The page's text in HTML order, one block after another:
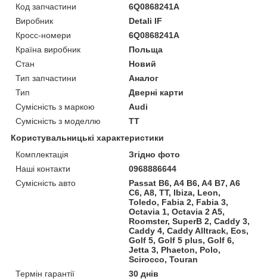
Код запчастини
6Q0868241A
Виробник
Detali IF
Кросс-номери
6Q0868241A
Країна виробник
Польща
Стан
Новий
Тип запчастини
Аналог
Тип
Дверні карти
Сумісність з маркою
Audi
Сумісність з моделлю
TT
Користувальницькі характеристики
Комплектація
Згідно фото
Наші контакти
0968886644
Сумісність авто
Passat B6, A4 B6, A4 B7, A6
C6, A8, TT, Ibiza, Leon,
Toledo, Fabia 2, Fabia 3,
Octavia 1, Octavia 2 A5,
Roomster, SuperB 2, Caddy 3,
Caddy 4, Caddy Alltrack, Eos,
Golf 5, Golf 5 plus, Golf 6,
Jetta 3, Phaeton, Polo,
Scirocco, Touran
Термін гарантії
30 днів